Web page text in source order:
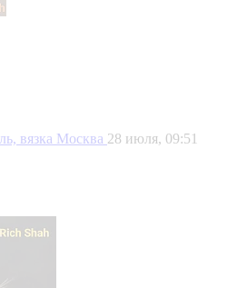
вязка Москва 28 июля, 09:51